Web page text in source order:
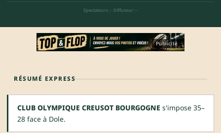
Spectateurs : - Diffuseur : -
Publicité
RÉSUMÉ EXPRESS
CLUB OLYMPIQUE CREUSOT BOURGOGNE s'impose 35–
28 face à Dole.